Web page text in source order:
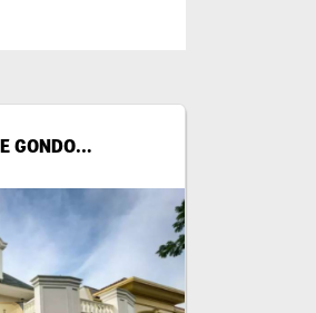
PUTRI MELANIE GONDO SUWITO